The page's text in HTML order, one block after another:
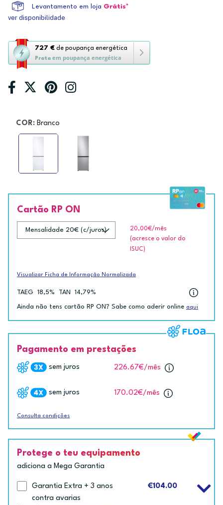
Levantamento em loja Grátis*
ver disponibilidade
727 € de poupança energética
Prata em poupança energética
Esta
ação
abre
a
ferramenta
poupança
COR: Branco
Cartão RP ON
20,00€/mês
(acresce o valor do
ISUC)
Visualizar Ficha de Informação Normalizada
TAEG 18,5% TAN 14,79%
Ainda não tens cartão RP ON? Sabe como aderir online aqui
Pagamento em prestações
sem juros 226.67€/mês
sem juros 170.02€/mês
Consulta condições
Protege o teu equipamento
adiciona a Mega Garantia
Garantia Extra + 3 anos
contra avarias
€104.00